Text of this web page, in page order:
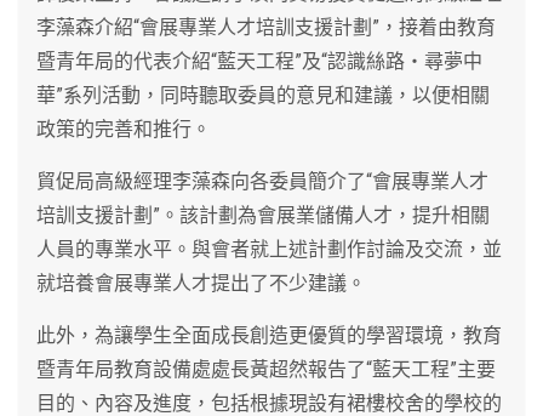
李藻森介紹“會展專業人才培訓支援計劃”，接着由教育
暨青年局的代表介紹“藍天工程”及“認識絲路‧尋夢中
華”系列活動，同時聽取委員的意見和建議，以便相關
政策的完善和推行。
貿促局高級經理李藻森向各委員簡介了“會展專業人才
培訓支援計劃”。該計劃為會展業儲備人才，提升相關
人員的專業水平。與會者就上述計劃作討論及交流，並
就培養會展專業人才提出了不少建議。
此外，為讓學生全面成長創造更優質的學習環境，教育
暨青年局教育設備處處長黃超然報告了“藍天工程”主要
目的、內容及進度，包括根據現設有裙樓校舍的學校的